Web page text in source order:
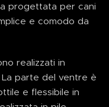
progettata per cani
e comodo da
realizzati in
parte del ventre è
e flessibile in